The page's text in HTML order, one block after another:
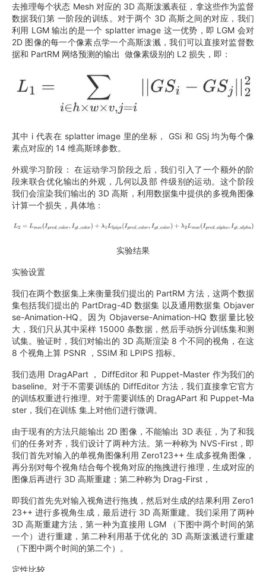
去推理每个状态 Mesh 对应的 3D 高斯泼溅表征，拿这些作为监督
数据我们第 一阶段的训练。对于两个 3D 高斯之间的对应，我们
利用 LGM 输出的是一个 splatter image 这一优势，即 LGM 会对
2D 图像的每一个像素点学一个高斯泼溅，我们可以直接对监督数
据和 PartRM 网络预测的输出 做像素级别的 L2 损失，即：
其中 i 代表在 splatter image 里的坐标， GSi 和 GSj 均为每个像
素点对应的 14 维高斯球参数。
外观学习阶段： 在运动学习阶段之后，我们引入了一个额外的阶
段来联合优化输出的外观，几何以及部 件级别的运动。这个阶段
我们会渲染我们输出的 3D 高斯，利用数据集中提供的多视角图像
计算一个损失，具体地：
实验结果
实验设置
我们在两个数据集上来衡量我们提出的 PartRM 方法，这两个数据
集包括我们提出的 PartDrag-4D 数据集 以及通用数据集 Objaver
se-Animation-HQ。因为 Objaverse-Animation-HQ 数据量比较
大，我们只从其中采样 15000 条数据，然后手动拆分训练集和测
试集。验证时，我们对输出的 3D 高斯渲染 8 个不同的视角，在这
8 个视角上算 PSNR ，SSIM 和 LPIPS 指标。
我们选用 DragAPart ， DiffEditor 和 Puppet-Master 作为我们的
baseline。对于不需要训练的 DiffEditor 方法，我们直接拿它官方
的训练权重进行推理。对于需要训练的 DragAPart 和 Puppet-Ma
ster，我们在训练 集上对他们进行微调。
由于现有的方法只能输出 2D 图像，不能输出 3D 表征，为了和我
们的任务对齐，我们设计了两种方法。第一种称为 NVS-First，即
我们首先对输入的单视角图像利用 Zero123++ 生成多视角图像，
再分别对每个视角结合每个视角对应的拖拽进行推理，生成对应的
图像后再进行 3D 高斯重建；第二种称为 Drag-First，
即我们首先先对输入视角进行拖拽，然后对生成的结果利用 Zero1
23++ 进行多视角生成，最后进行 3D 高斯重建。我们采用了两种
3D 高斯重建方法，第一种为直接用 LGM （下图中两个时间的第
一个）进行重建，第二种利用基于优化的 3D 高斯泼溅进行重建
（下图中两个时间的第二个）。
定性比较